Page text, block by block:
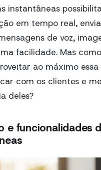
instantâneas
em tempo real,
de voz,
facilidade. Mas
ao máximo
com os clientes e
deles?
e funcionalidades